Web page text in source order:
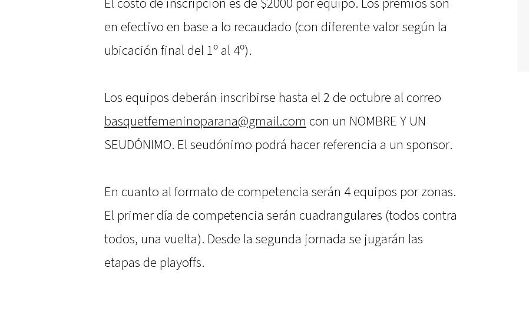
El costo de inscripción es de $2000 por equipo. Los premios son
en efectivo en base a lo recaudado (con diferente valor según la
ubicación final del 1º al 4º).
Los equipos deberán inscribirse hasta el 2 de octubre al correo
basquetfemeninoparana@gmail.com con un NOMBRE Y UN
SEUDÓNIMO. El seudónimo podrá hacer referencia a un sponsor.
En cuanto al formato de competencia serán 4 equipos por zonas.
El primer día de competencia serán cuadrangulares (todos contra
todos, una vuelta). Desde la segunda jornada se jugarán las
etapas de playoffs.